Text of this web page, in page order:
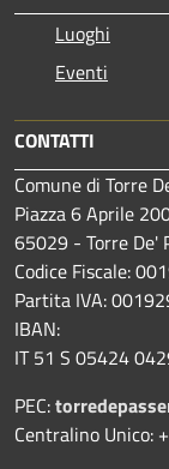
Luoghi
Eventi
CONTATTI
Comune di Torre
Piazza 6 Aprile
65029 - Torre De'
Codice Fiscale:
Partita IVA:
IBAN:
IT 51 S 05424
PEC:
Centralino Unico: